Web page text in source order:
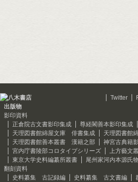
Twitter
出版物
影印資料
正倉院古文書影印集成
尊経閣善本影印集成
天理図書館綿屋文庫 俳書集成
天理図書館
天理図書館善本叢書 漢籍之部
神宮古典籍
宮内庁書陵部コロタイプシリーズ
上方藝文
東京大学史料編纂所叢書
尾州家河内本源氏
翻刻資料
史料纂集 古記録編
史料纂集 古文書編